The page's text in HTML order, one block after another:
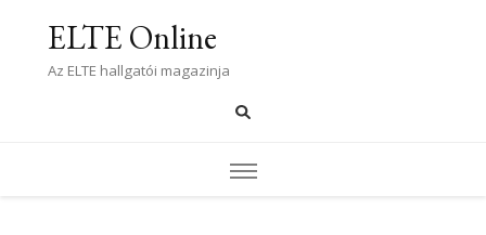
ELTE Online
Az ELTE hallgatói magazinja